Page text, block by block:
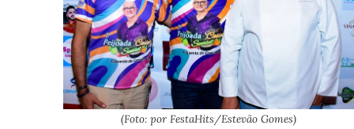
(Foto: por FestaHits/Estevão Gomes)